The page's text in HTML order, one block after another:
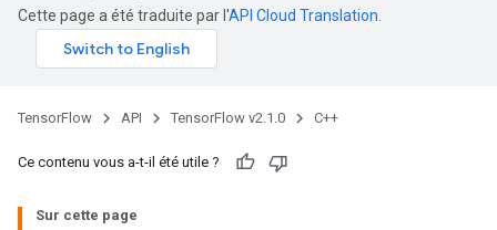
Cette page a été traduite par l'API Cloud Translation
TensorFlow API TensorFlow v2.1.0 C++
Ce contenu vous a-t-il été utile ?
Sur cette page